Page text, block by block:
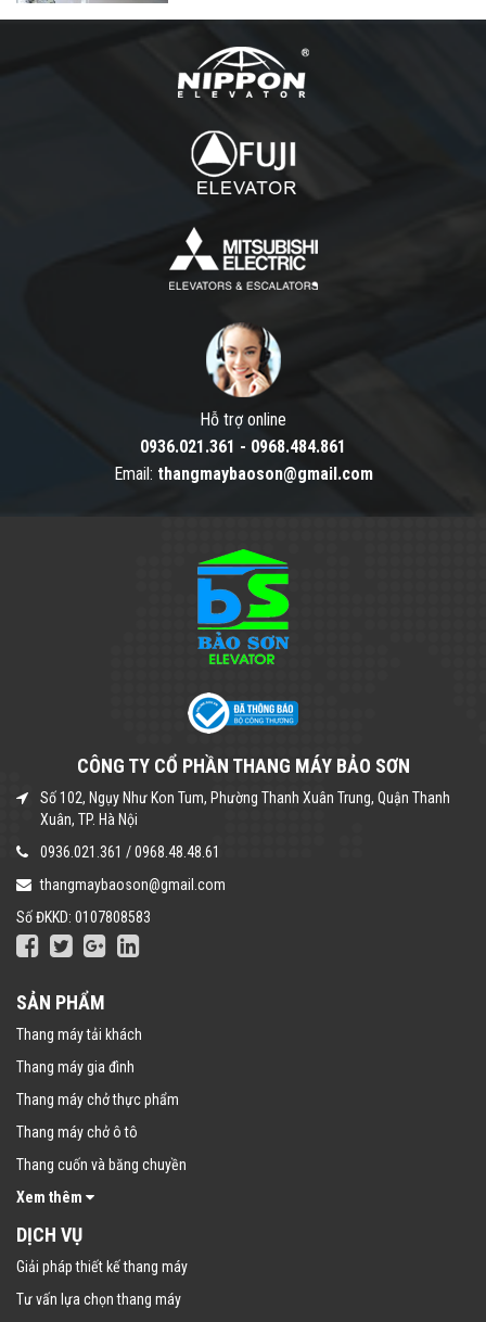
Hỗ trợ online
0936.021.361 - 0968.484.861
Email: thangmaybaoson@gmail.com
CÔNG TY CỔ PHẦN THANG MÁY BẢO SƠN
Số 102, Ngụy Như Kon Tum, Phường Thanh Xuân Trung, Quận Thanh
Xuân, TP. Hà Nội
0936.021.361 /0968.48.48.61
thangmaybaoson@gmail.com
Số ĐKKD: 0107808583
SẢN PHẨM
Thang máy tải khách
Thang máy gia đình
Thang máy chở thực phẩm
Thang máy chở ô tô
Thang cuốn và băng chuyền
Xem thêm
DỊCH VỤ
Giải pháp thiết kế thang máy
Tư vấn lựa chọn thang máy